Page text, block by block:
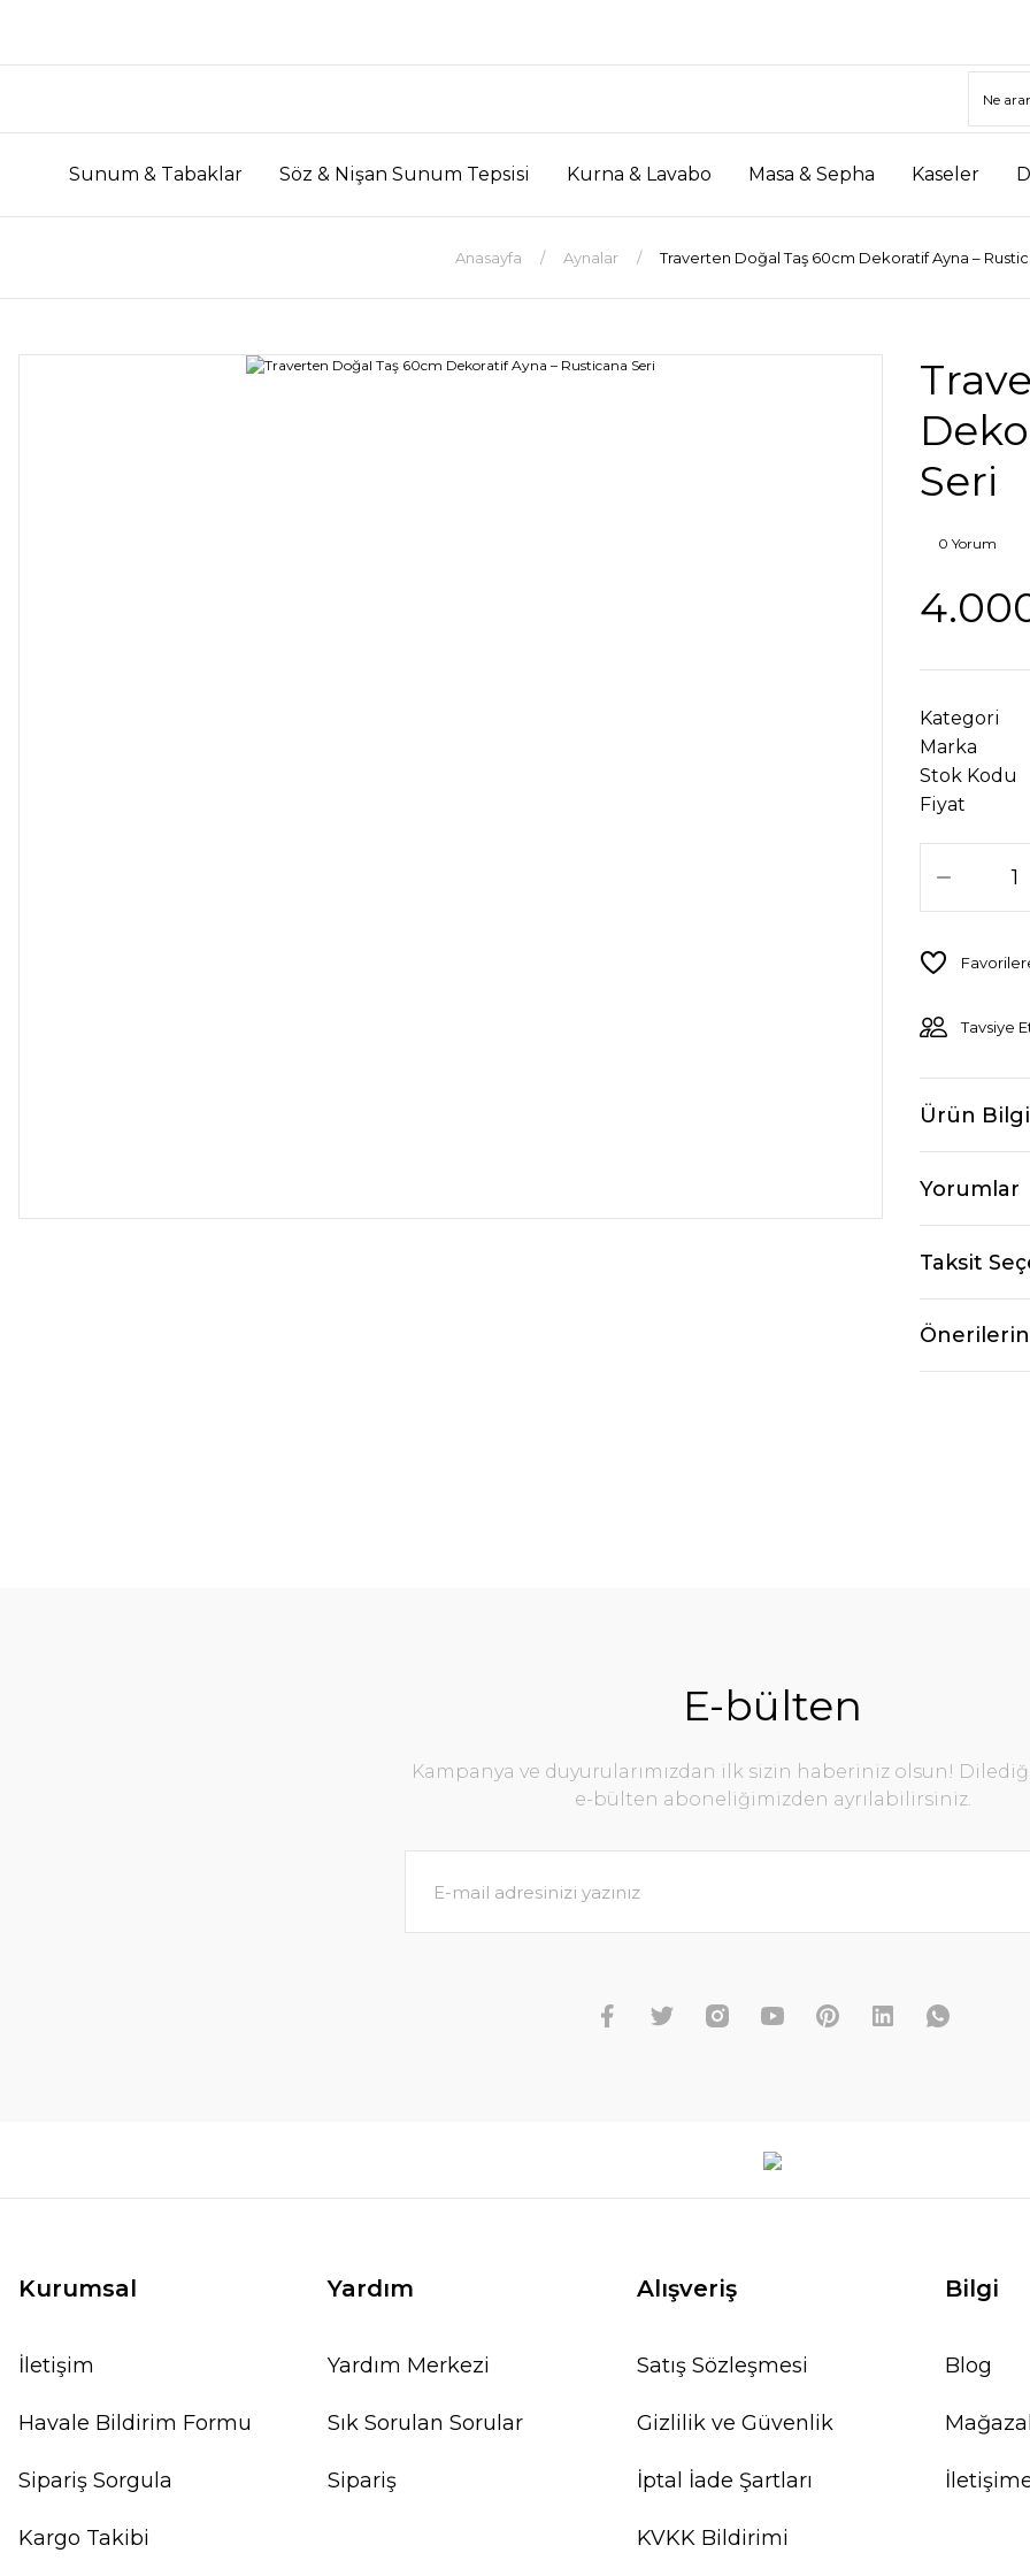
Sunum & Tabaklar Söz & Nişan Sunum Tepsisi Kurna & Lavabo Masa & Sepha Kaseler
Anasayfa Aynalar Traverten Doğal Taş 60cm Dekoratif Ayna –
Seri
0 Yorum
Kategori
Marka
Stok Kodu
Fiyat
Tavsiye
Ürün
Yorumlar
Taksit
E-bülten
Kampanya ve duyurularımızdan ilk sizin haberiniz olsun!
e-bülten aboneliğimizden ayrılabilirsiniz.
Kurumsal
İletişim
Havale Bildirim Formu
Sipariş Sorgula
Kargo Takibi
Yardım
Yardım Merkezi
Sık Sorulan Sorular
Sipariş
Alışveriş
Satış Sözleşmesi
Gizlilik ve Güvenlik
İptal İade Şartları
KVKK Bildirimi
Bilgi
Blog